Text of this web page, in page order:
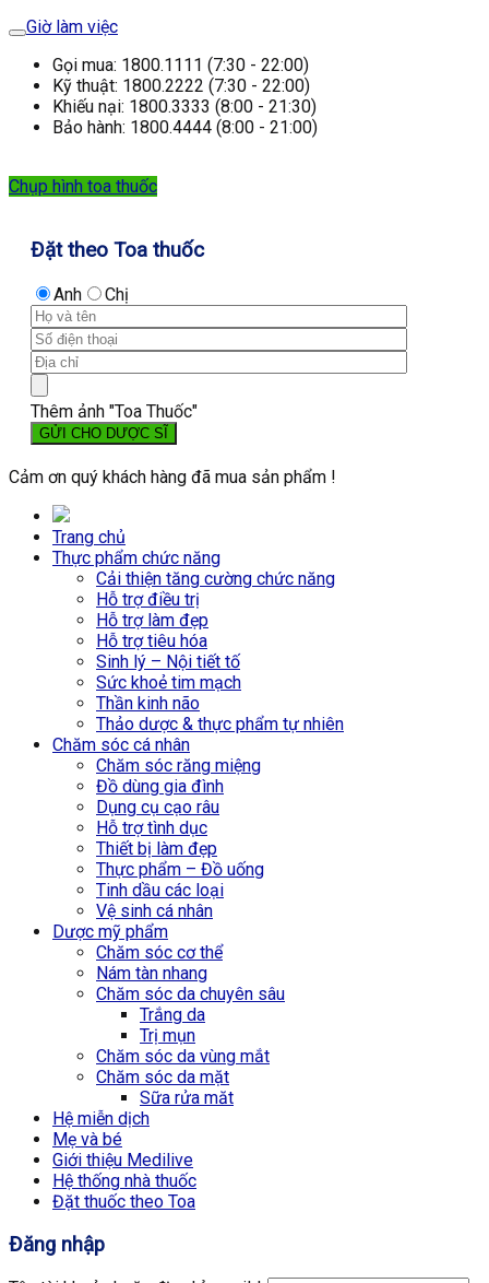
Giờ làm việc
Gọi mua: 1800.1111 (7:30 - 22:00)
Kỹ thuật: 1800.2222 (7:30 - 22:00)
Khiếu nại: 1800.3333 (8:00 - 21:30)
Bảo hành: 1800.4444 (8:00 - 21:00)
Chụp hình toa thuốc
Đặt theo Toa thuốc
Anh Chị
Thêm ảnh "Toa Thuốc"
Cảm ơn quý khách hàng đã mua sản phẩm !
Trang chủ
Thực phẩm chức năng
Cải thiện tăng cường chức năng
Hỗ trợ điều trị
Hỗ trợ làm đẹp
Hỗ trợ tiêu hóa
Sinh lý – Nội tiết tố
Sức khoẻ tim mạch
Thần kinh não
Thảo dược & thực phẩm tự nhiên
Chăm sóc cá nhân
Chăm sóc răng miệng
Đồ dùng gia đình
Dụng cụ cạo râu
Hỗ trợ tình dục
Thiết bị làm đẹp
Thực phẩm – Đồ uống
Tinh dầu các loại
Vệ sinh cá nhân
Dược mỹ phẩm
Chăm sóc cơ thể
Nám tàn nhang
Chăm sóc da chuyên sâu
Trắng da
Trị mụn
Chăm sóc da vùng mắt
Chăm sóc da mặt
Sữa rửa măt
Hệ miễn dịch
Mẹ và bé
Giới thiệu Medilive
Hệ thống nhà thuốc
Đặt thuốc theo Toa
Đăng nhập